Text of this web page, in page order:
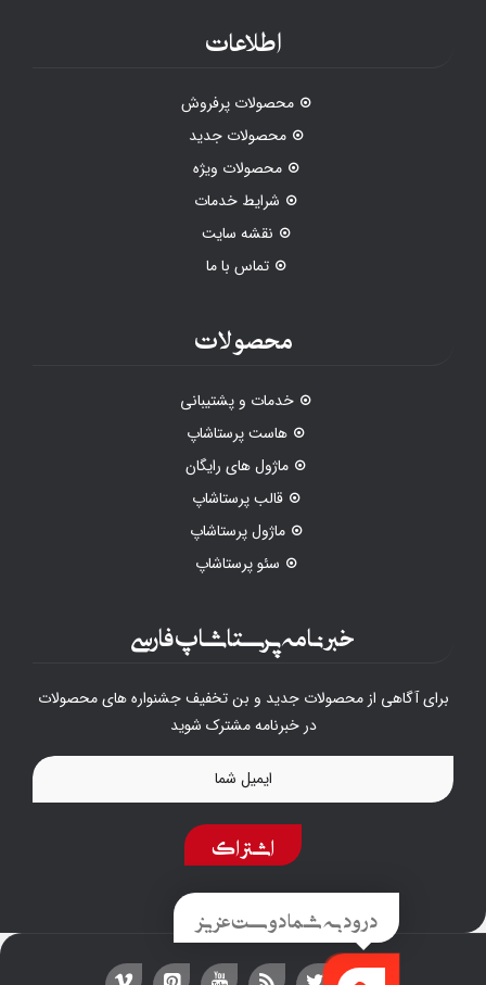
اطلاعات
محصولات پرفروش
محصولات جدید
محصولات ویژه
شرایط خدمات
نقشه سایت
تماس با ما
محصولات
خدمات و پشتیبانی
هاست پرستاشاپ
ماژول های رایگان
قالب پرستاشاپ
ماژول پرستاشاپ
سئو پرستاشاپ
خبرنامه پرستاشاپ فارسی
برای آگاهی از محصولات جدید و بن تخفیف جشنواره های محصولات
در خبرنامه مشترک شوید
اشتراک
درود به شما دوست عزیز